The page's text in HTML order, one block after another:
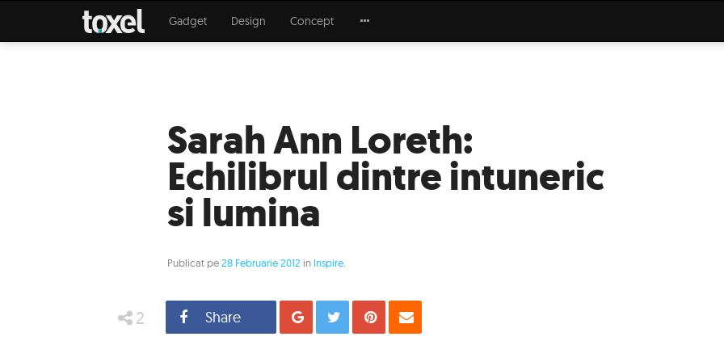
Gadget Design Concept
Sarah Ann Loreth:
Echilibrul dintre intuneric
si lumina
Publicat pe28 Februarie 2012 in Inspire
2 Share Distribuie
Tweet Pin